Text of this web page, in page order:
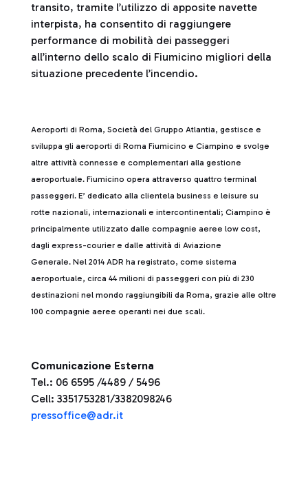
transito, tramite l’utilizzo di apposite navette
interpista, ha consentito di raggiungere
performance di mobilità dei passeggeri
all’interno dello scalo di Fiumicino migliori della
situazione precedente l’incendio.
Aeroporti di Roma, Società del Gruppo Atlantia, gestisce e
sviluppa gli aeroporti di Roma Fiumicino e Ciampino e svolge
altre attività connesse e complementari alla gestione
aeroportuale. Fiumicino opera attraverso quattro terminal
passeggeri. E’ dedicato alla clientela business e leisure su
rotte nazionali, internazionali e intercontinentali; Ciampino è
principalmente utilizzato dalle compagnie aeree low cost,
dagli express-courier e dalle attività di Aviazione
Generale. Nel 2014 ADR ha registrato, come sistema
aeroportuale, circa 44 milioni di passeggeri con più di 230
destinazioni nel mondo raggiungibili da Roma, grazie alle oltre
100 compagnie aeree operanti nei due scali.
Comunicazione Esterna
Tel.: 06 6595 /4489 / 5496
Cell: 3351753281/3382098246
pressoffice@adr.it